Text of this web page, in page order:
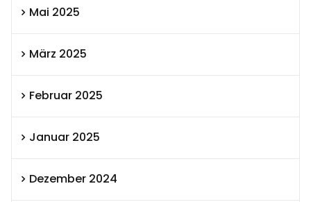
Mai 2025
März 2025
Februar 2025
Januar 2025
Dezember 2024